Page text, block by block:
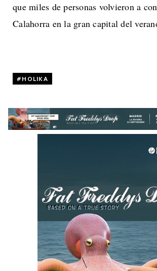
que miles de personas volvieron a
Calahorra en la gran capital del
HOLIKA